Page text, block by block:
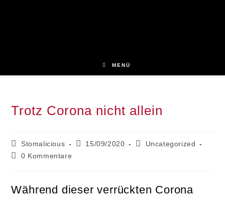
MENÜ
Trotz Corona nicht allein
Beitrags-
Autor:
Stomalicious
Beitrag
15/09/2020
Beitrags-
Uncategorized
Beitrags-
0 Kommentare
Während dieser verrückten Corona